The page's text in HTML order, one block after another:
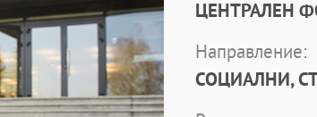
ЦЕНТРАЛЕН
Направление:
СОЦИАЛНИ,